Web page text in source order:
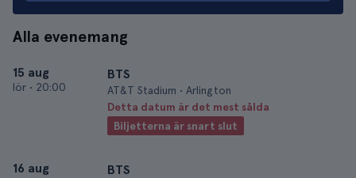
Alla evenemang
15 aug
lör • 20:00
BTS
AT&T Stadium • Arlington
Detta datum är det mest sålda
Biljetterna är snart slut
16 aug BTS